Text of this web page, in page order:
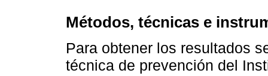
Métodos, técnicas e
Para obtener los resultados
técnica de prevención del